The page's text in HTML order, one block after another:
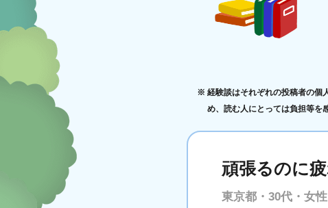
経験談はそれぞれの投稿者の個
め、読む人にとっては負担等を
頑張るのに
東京都・30代・女性